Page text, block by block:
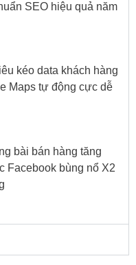
SEO hiệu quả năm
kéo data khách hàng
Maps tự động cực dễ
bài bán hàng tăng
Facebook bùng nổ X2